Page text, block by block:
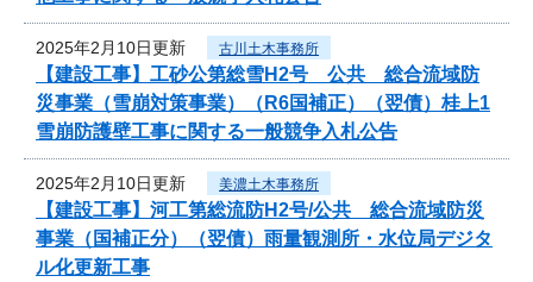
2025年2月10日更新 古川土木事務所
【建設工事】工砂公第総雪H2号 公共 総合流域防
災事業（雪崩対策事業）（R6国補正）（翌債）桂上1
雪崩防護壁工事に関する一般競争入札公告
2025年2月10日更新 美濃土木事務所
【建設工事】河工第総流防H2号/公共 総合流域防災
事業（国補正分）（翌債）雨量観測所・水位局デジタ
ル化更新工事